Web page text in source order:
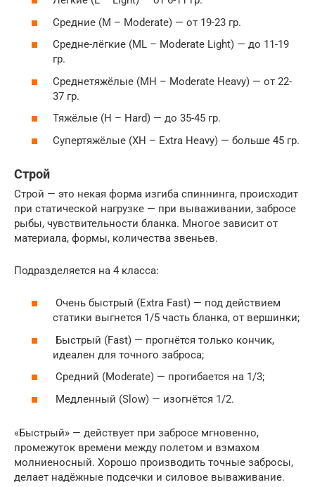
Средние (M – Moderate) — от 19-23 гр.
Средне-лёгкие (ML – Moderate Light) — до 11-19
гр.
Среднетяжёлые (MH – Moderate Heavy) — от 22-
37 гр.
Тяжёлые (H – Нard) — до 35-45 гр.
Супертяжёлые (XH – Extra Heavy) — больше 45 гр.
Строй
Строй — это некая форма изгиба спиннинга, происходит
при статической нагрузке — при вываживании, забросе
рыбы, чувствительности бланка. Многое зависит от
материала, формы, количества звеньев.
Подразделяется на 4 класса:
Очень быстрый (Extra Fast) — под действием
статики выгнется 1/5 часть бланка, от вершинки;
Быстрый (Fast) — прогнётся только кончик,
идеален для точного заброса;
Средний (Moderate) — прогибается на 1/3;
Медленный (Slow) — изогнётся 1/2.
«Быстрый» — действует при забросе мгновенно,
промежуток времени между полетом и взмахом
молниеносный. Хорошо производить точные забросы,
делает надёжные подсечки и силовое вываживание.